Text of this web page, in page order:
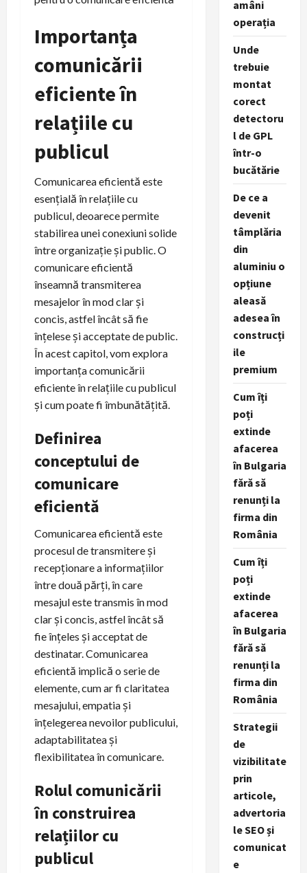
Importanța
comunicării
eficiente în
relațiile cu
publicul
Comunicarea eficientă este
esențială în relațiile cu
publicul, deoarece permite
stabilirea unei conexiuni solide
între organizație și public. O
comunicare eficientă
înseamnă transmiterea
mesajelor în mod clar și
concis, astfel încât să fie
înțelese și acceptate de public.
În acest capitol, vom explora
importanța comunicării
eficiente în relațiile cu publicul
și cum poate fi îmbunătățită.
Definirea
conceptului de
comunicare
eficientă
Comunicarea eficientă este
procesul de transmitere și
recepționare a informațiilor
între două părți, în care
mesajul este transmis în mod
clar și concis, astfel încât să
fie înțeles și acceptat de
destinatar. Comunicarea
eficientă implică o serie de
elemente, cum ar fi claritatea
mesajului, empatia și
înțelegerea nevoilor publicului,
adaptabilitatea și
flexibilitatea în comunicare.
Rolul comunicării
în construirea
relațiilor cu
publicul
amâni
operația
Unde
trebuie
montat
corect
detectoru
l de GPL
într-o
bucătărie
De ce a
devenit
tâmplăria
din
aluminiu o
opțiune
aleasă
adesea în
construcți
ile
premium
Cum îți
poți
extinde
afacerea
în Bulgaria
fără să
renunți la
firma din
România
Cum îți
poți
extinde
afacerea
în Bulgaria
fără să
renunți la
firma din
România
Strategii
de
vizibilitate
prin
articole,
advertoria
le SEO și
comunicat
e